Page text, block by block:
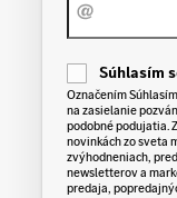
C
o
n
s
e
n
t
Súhlasím
Označením
na zasielanie
podobné podujatia.
novinkách zo sveta
zvýhodneniach,
newsletterov a
predaja,